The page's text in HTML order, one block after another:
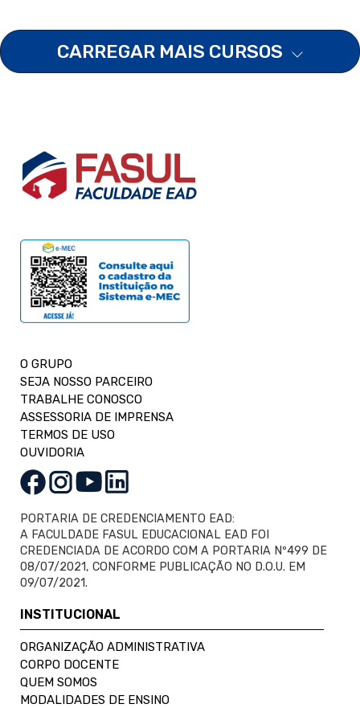
CARREGAR MAIS CURSOS
O GRUPO
SEJA NOSSO PARCEIRO
TRABALHE CONOSCO
ASSESSORIA DE IMPRENSA
TERMOS DE USO
OUVIDORIA
PORTARIA DE CREDENCIAMENTO EAD:
A FACULDADE FASUL EDUCACIONAL EAD FOI
CREDENCIADA DE ACORDO COM A PORTARIA Nº499 DE
08/07/2021, CONFORME PUBLICAÇÃO NO D.O.U. EM
09/07/2021.
INSTITUCIONAL
ORGANIZAÇÃO ADMINISTRATIVA
CORPO DOCENTE
QUEM SOMOS
MODALIDADES DE ENSINO